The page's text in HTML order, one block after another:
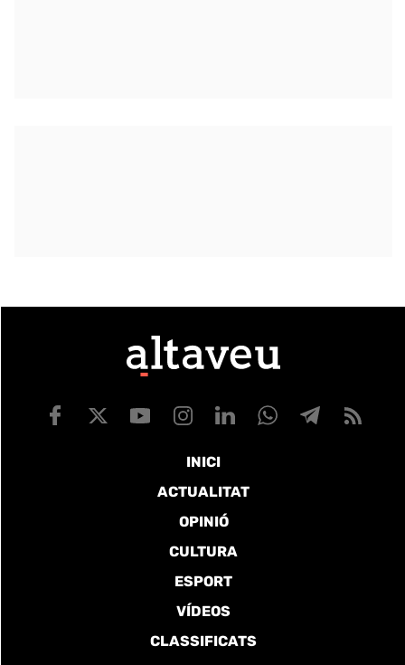
INICI
ACTUALITAT
OPINIÓ
CULTURA
ESPORT
VÍDEOS
CLASSIFICATS